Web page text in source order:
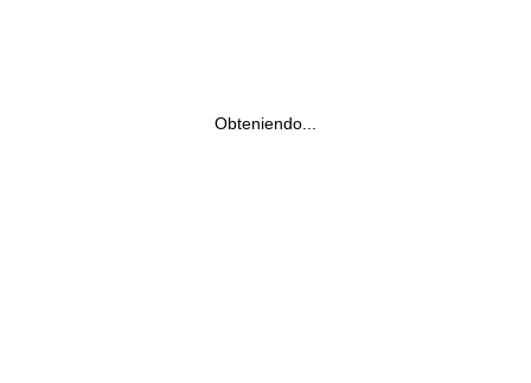
Obteniendo...